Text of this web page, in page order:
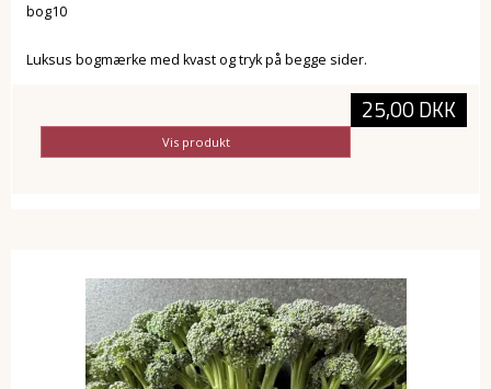
bog10
Luksus bogmærke med kvast og tryk på begge sider.
25,00 DKK
Vis produkt